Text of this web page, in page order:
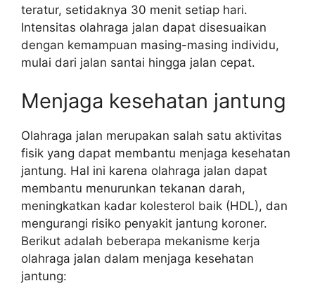
teratur, setidaknya 30 menit setiap hari.
Intensitas olahraga jalan dapat disesuaikan
dengan kemampuan masing-masing individu,
mulai dari jalan santai hingga jalan cepat.
Menjaga kesehatan jantung
Olahraga jalan merupakan salah satu aktivitas
fisik yang dapat membantu menjaga kesehatan
jantung. Hal ini karena olahraga jalan dapat
membantu menurunkan tekanan darah,
meningkatkan kadar kolesterol baik (HDL), dan
mengurangi risiko penyakit jantung koroner.
Berikut adalah beberapa mekanisme kerja
olahraga jalan dalam menjaga kesehatan
jantung: